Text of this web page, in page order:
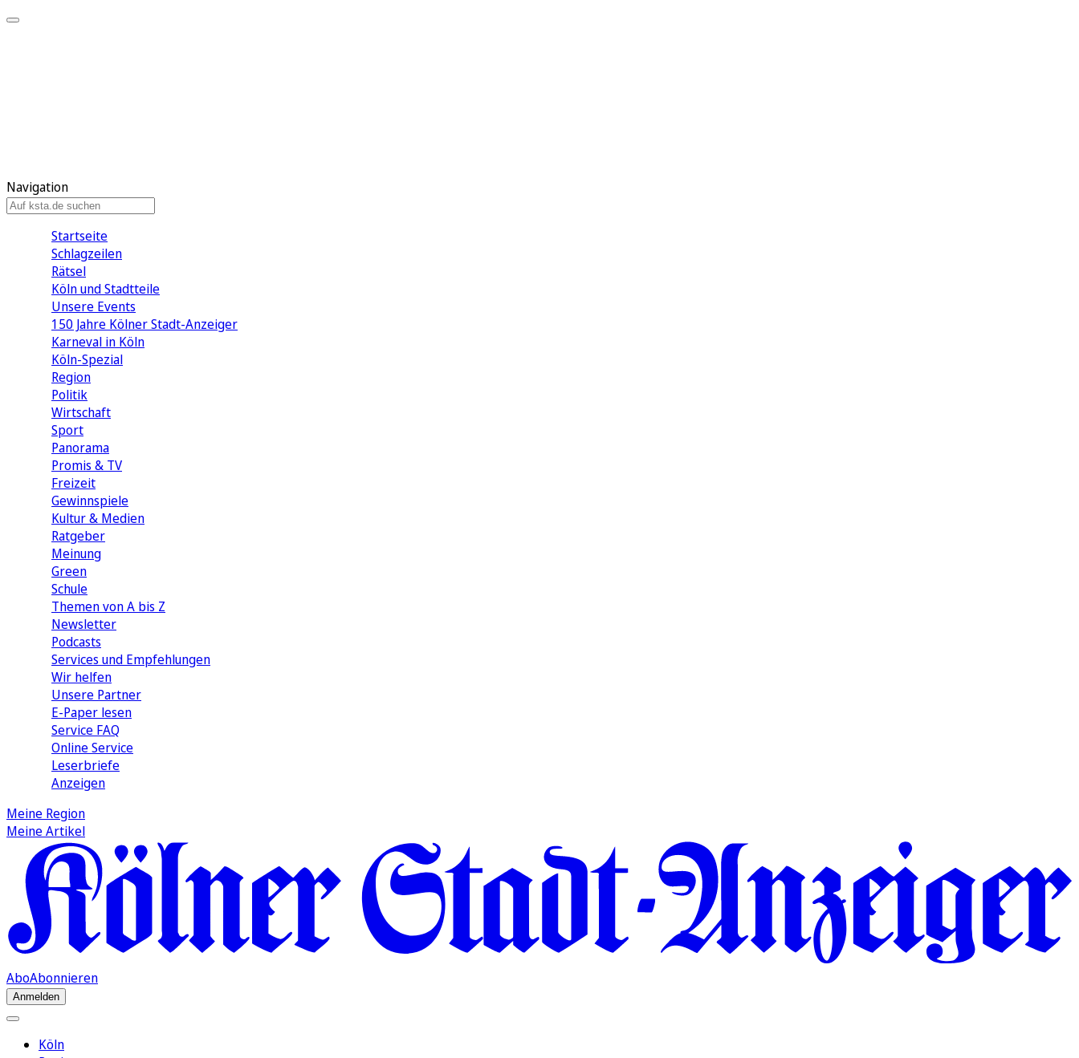
Navigation
Startseite
Schlagzeilen
Rätsel
Köln und Stadtteile
Unsere Events
150 Jahre Kölner Stadt-Anzeiger
Karneval in Köln
Köln-Spezial
Region
Politik
Wirtschaft
Sport
Panorama
Promis & TV
Freizeit
Gewinnspiele
Kultur & Medien
Ratgeber
Meinung
Green
Schule
Themen von A bis Z
Newsletter
Podcasts
Services und Empfehlungen
Wir helfen
Unsere Partner
E-Paper lesen
Service FAQ
Online Service
Leserbriefe
Anzeigen
Meine Region
Meine Artikel
AboAbonnieren
Anmelden
Köln